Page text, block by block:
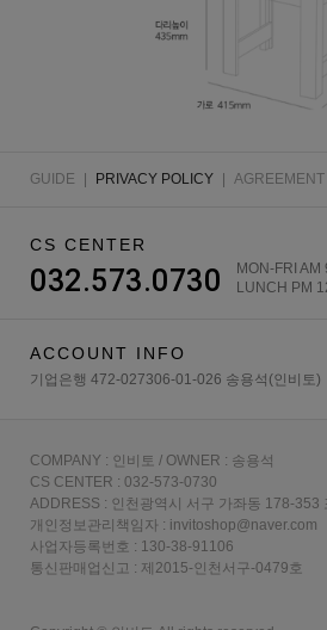
GUIDE PRIVACY POLICY AGREEMENT
CS CENTER
032.573.0730
MON-FRI
LUNCH PM
ACCOUNT INFO
기업은행 472-027306-01-026 송용석(인비토)
COMPANY : 인비토 / OWNER : 송용석
CS CENTER : 032-573-0730
ADDRESS : 인천광역시 서구 가좌동 178-353
개인정보관리책임자 : invitoshop@naver.com
사업자등록번호 : 130-38-91106
통신판매업신고 : 제2015-인천서구-0479호